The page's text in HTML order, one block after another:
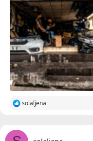
Р
ц
solaljena